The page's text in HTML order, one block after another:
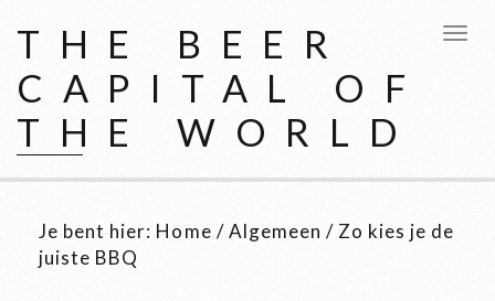
THE BEER
CAPITAL OF
THE WORLD
Je bent hier: Home / Algemeen / Zo kies je de
juiste BBQ